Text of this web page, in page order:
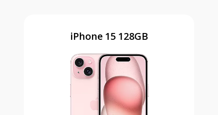
iPhone 15 128GB